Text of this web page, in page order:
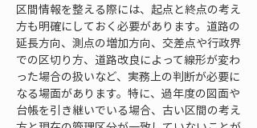
区間情報を整える際には、起点と終点の考え
方も明確にしておく必要があります。道路の
延長方向、測点の増加方向、交差点や行政界
での区切り方、道路改良によって線形が変わ
った場合の扱いなど、実務上の判断が必要に
なる場面があります。特に、過年度の図面や
台帳を引き継いでいる場合、古い区間の考え